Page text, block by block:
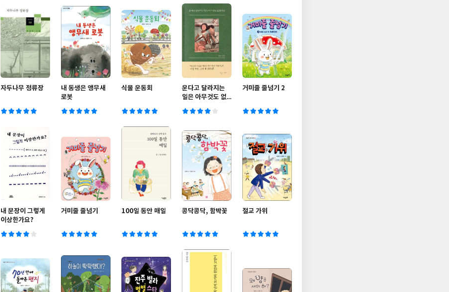
자두나무 정류장
내 동생은 앵무새
로봇
식물 운동회
운다고 달라지는
일은 아무것도 없
거미줄 줄넘기 2
내 문장이 그렇게
이상한가요?
거미줄 줄넘기 100일 동안 매일 콩닥콩닥, 함박꽃 절교 가위